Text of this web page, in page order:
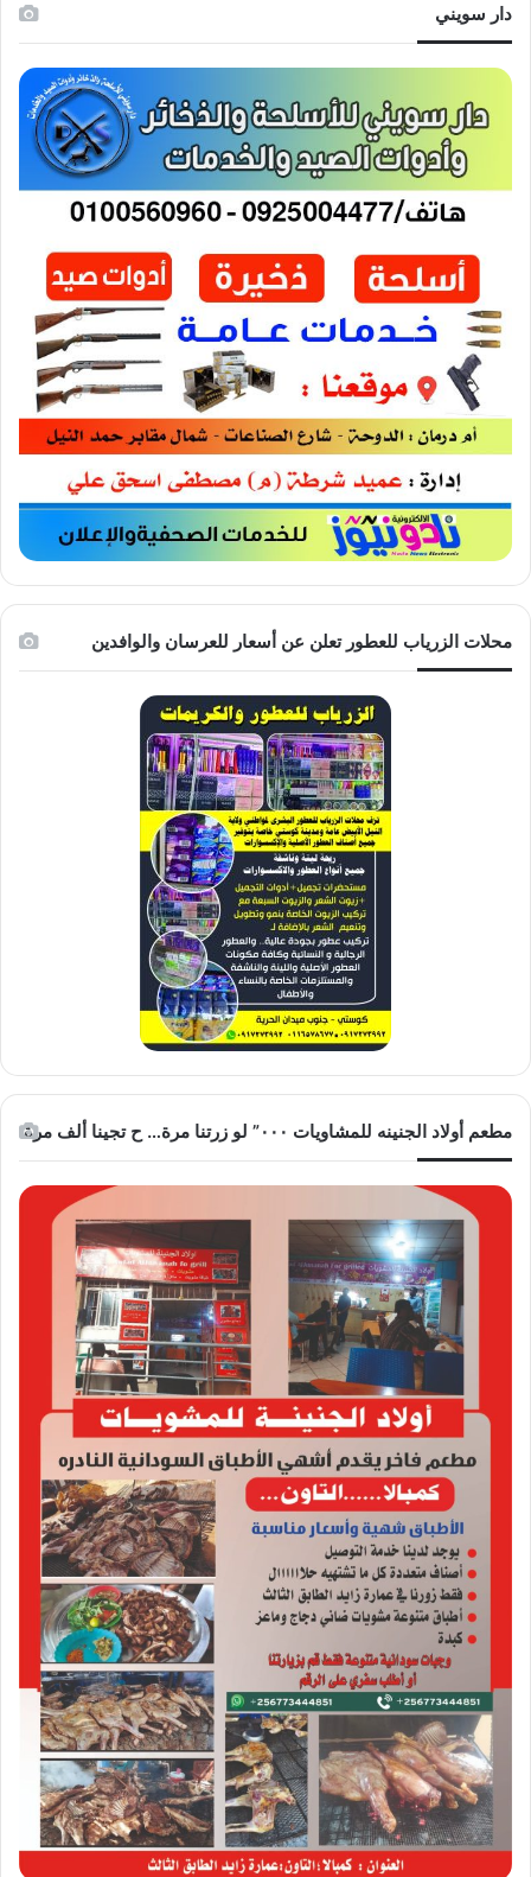
دار سويني
محلات الزرياب للعطور تعلن عن أسعار للعرسان والوافدين
مطعم أولاد الجنينه للمشاويات ٠٠٠” لو زرتنا مرة… ح تجينا ألف مرة